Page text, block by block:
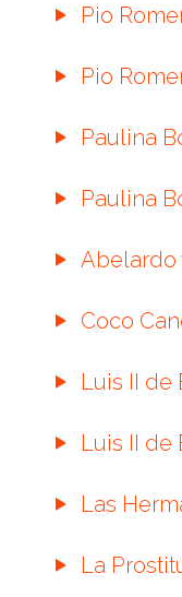
Abelardo
Coco
Luis II de
Las